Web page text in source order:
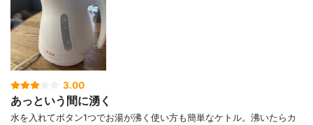
3.00
あっという間に湧く
水を入れてボタン1つでお湯が沸く使い方も簡単なケトル。沸いたらカ